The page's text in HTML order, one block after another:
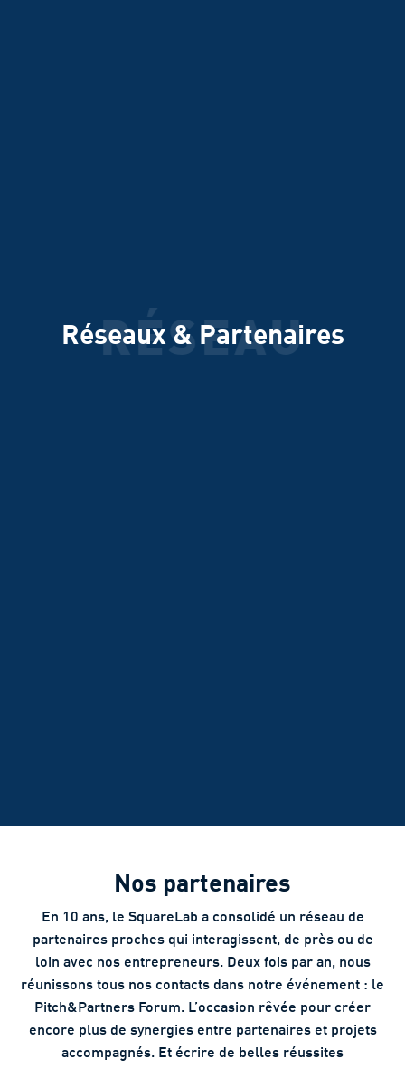
RÉSEAU
Réseaux & Partenaires
Nos partenaires
En 10 ans, le SquareLab a consolidé un réseau de
partenaires proches qui interagissent, de près ou de
loin avec nos entrepreneurs. Deux fois par an, nous
réunissons tous nos contacts dans notre événement : le
Pitch&Partners Forum. L’occasion rêvée pour créer
encore plus de synergies entre partenaires et projets
accompagnés. Et écrire de belles réussites